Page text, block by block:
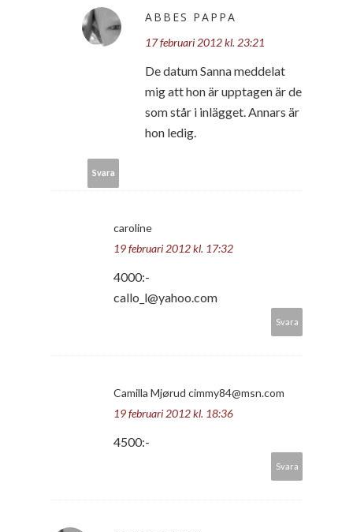
ABBES PAPPA
17 februari 2012 kl. 23:21
De datum Sanna meddelat
mig att hon är upptagen är de
som står i inlägget. Annars är
hon ledig.
Svara
caroline
19 februari 2012 kl. 17:32
4000:-
callo_l@yahoo.com
Svara
Camilla Mjørud cimmy84@msn.com
19 februari 2012 kl. 18:36
4500:-
Svara